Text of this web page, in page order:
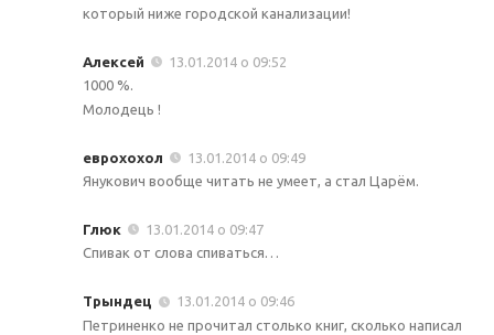
который ниже городской канализации!
Алексей
13.01.2014 о 09:52
1000 %.
Молодець !
еврохохол
13.01.2014 о 09:49
Янукович вообще читать не умеет, а стал Царём.
Глюк
13.01.2014 о 09:47
Спивак от слова спиваться…
Трындец
13.01.2014 о 09:46
Петриненко не прочитал столько книг, сколько написал